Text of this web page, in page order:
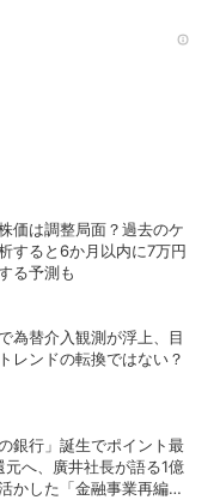
価は調整局面？過去のケ
すると6か月以内に7万円
る予測も
為替介入観測が浮上、目
レンドの転換ではない？
銀行」誕生でポイント最
元へ、廣井社長が語る1億
かした「金融事業再編」